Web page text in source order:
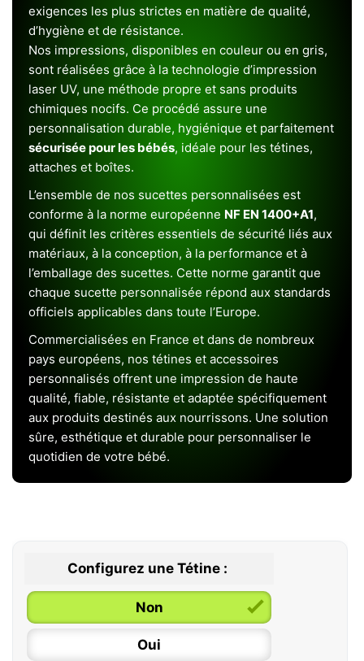
exigences les plus strictes en matière de qualité,
d’hygiène et de résistance.
Nos impressions, disponibles en couleur ou en gris,
sont réalisées grâce à la technologie d’impression
laser UV, une méthode propre et sans produits
chimiques nocifs. Ce procédé assure une
personnalisation durable, hygiénique et parfaitement
sécurisée pour les bébés, idéale pour les tétines,
attaches et boîtes.
L’ensemble de nos sucettes personnalisées est
conforme à la norme européenne NF EN 1400+A1,
qui définit les critères essentiels de sécurité liés aux
matériaux, à la conception, à la performance et à
l’emballage des sucettes. Cette norme garantit que
chaque sucette personnalisée répond aux standards
officiels applicables dans toute l’Europe.
Commercialisées en France et dans de nombreux
pays européens, nos tétines et accessoires
personnalisés offrent une impression de haute
qualité, fiable, résistante et adaptée spécifiquement
aux produits destinés aux nourrissons. Une solution
sûre, esthétique et durable pour personnaliser le
quotidien de votre bébé.
Configurez une Tétine :
Non
Oui